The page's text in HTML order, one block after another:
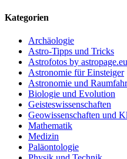
Kategorien
Archäologie
Astro-Tipps und Tricks
Astrofotos by astropage.eu
Astronomie für Einsteiger
Astronomie und
Biologie und Evolution
Geisteswissenschaften
Geowissenschaften und
Mathematik
Medizin
Paläontologie